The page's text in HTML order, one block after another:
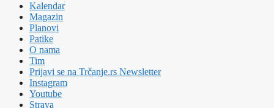
Kalendar
Magazin
Planovi
Patike
O nama
Tim
Prijavi se na Trčanje.rs Newsletter
Instagram
Youtube
Strava